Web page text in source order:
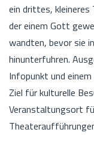
ein drittes, kleineres
der einem Gott
wandten, bevor sie
hinunterfuhren.
Infopunkt und
Ziel für kulturelle
Veranstaltungsort